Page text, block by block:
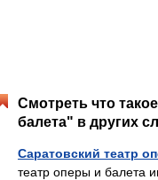
Смотреть что
балета" в других
Саратовский театр
театр оперы и балета